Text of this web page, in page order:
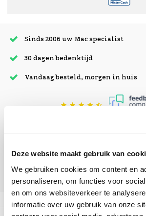
Deze website maakt gebruik van
We gebruiken cookies om content en
personaliseren, om functies voor
en om ons websiteverkeer te
informatie over uw gebruik van onze
Sinds 2006 uw Mac specialist
30 dagen bedenktijd
Vandaag besteld, morgen in huis